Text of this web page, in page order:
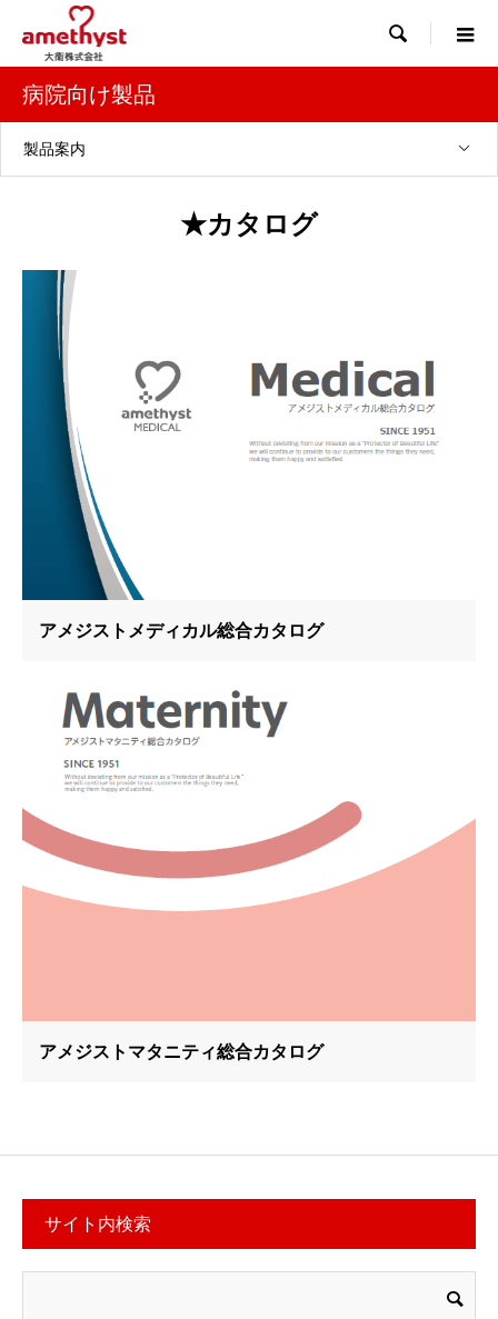

病院向け製品
製品案内
★カタログ
アメジストメディカル総合カタログ
アメジストマタニティ総合カタログ
サイト内検索